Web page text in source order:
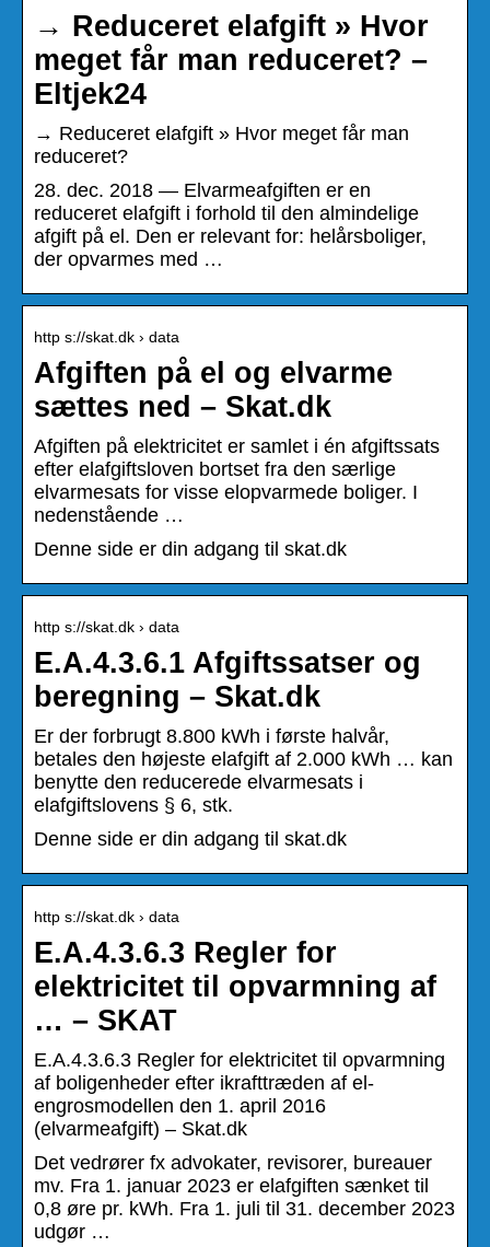
→ Reduceret elafgift » Hvor
meget får man reduceret? –
Eltjek24
→ Reduceret elafgift » Hvor meget får man
reduceret?
28. dec. 2018 — Elvarmeafgiften er en
reduceret elafgift i forhold til den almindelige
afgift på el. Den er relevant for: helårsboliger,
der opvarmes med …
http s://skat.dk › data
Afgiften på el og elvarme
sættes ned – Skat.dk
Afgiften på elektricitet er samlet i én afgiftssats
efter elafgiftsloven bortset fra den særlige
elvarmesats for visse elopvarmede boliger. I
nedenstående …
Denne side er din adgang til skat.dk
http s://skat.dk › data
E.A.4.3.6.1 Afgiftssatser og
beregning – Skat.dk
Er der forbrugt 8.800 kWh i første halvår,
betales den højeste elafgift af 2.000 kWh … kan
benytte den reducerede elvarmesats i
elafgiftslovens § 6, stk.
Denne side er din adgang til skat.dk
http s://skat.dk › data
E.A.4.3.6.3 Regler for
elektricitet til opvarmning af
… – SKAT
E.A.4.3.6.3 Regler for elektricitet til opvarmning
af boligenheder efter ikrafttræden af el-
engrosmodellen den 1. april 2016
(elvarmeafgift) – Skat.dk
Det vedrører fx advokater, revisorer, bureauer
mv. Fra 1. januar 2023 er elafgiften sænket til
0,8 øre pr. kWh. Fra 1. juli til 31. december 2023
udgør …